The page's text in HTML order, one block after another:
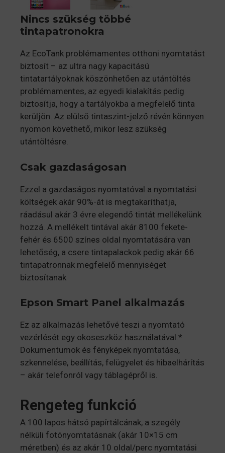
Nincs szükség többé
tintapatronokra
Az EcoTank problémamentes otthoni nyomtatást
biztosít – az ultra nagy kapacitású
tintatartályoknak köszönhetően az utántöltés
problémamentes, az egyedi kialakítás pedig
biztosítja, hogy a tartályokba a megfelelő tinta
kerüljön. Az elülső tintaszint-jelző révén könnyen
nyomon követhető, mikor lesz szükség
utántöltésre.
Csak gazdaságosan
Ezzel a gazdaságos nyomtatóval a nyomtatási
költségek akár 90%-át is megtakaríthatja,
ráadásul akár 3 évre elegendő tintát mellékelünk
hozzá. A mellékelt tintával akár 8100 fekete-
fehér és 6500 színes oldal nyomtatására van
lehetőség, a csere tintapalackok pedig akár 66
tintapatronnak megfelelő mennyiséget
biztosítanak
Epson Smart Panel alkalmazás
Ez az alkalmazás lehetővé teszi a nyomtató
vezérlését egy okoseszköz használatával.*
Dokumentumok és fényképek nyomtatása,
szkennelése, beállítás, felügyelet és hibaelhárítás
– akár telefonról vagy táblagépről is.
Rengeteg funkció
A 100 lapos hátsó papírtálcának, a szegély
nélküli fotónyomtatásnak (akár 10×15 cm
méretben) és az akár 10 oldal/perc nyomtatási